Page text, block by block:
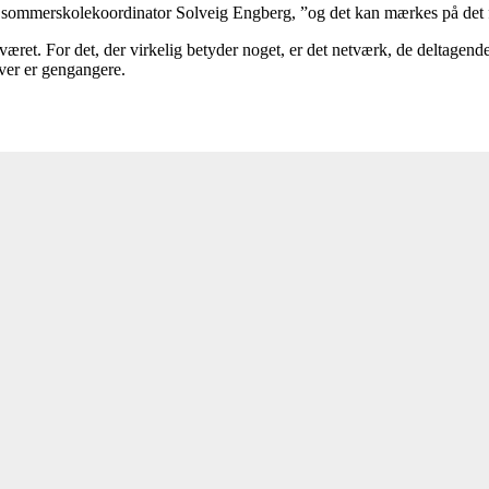
Solveig Engberg, ”og det kan mærkes på
For det, der virkelig betyder noget, er det netværk, de
er gengangere.